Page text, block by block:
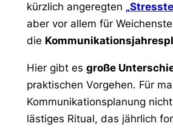
kürzlich angeregten
aber vor allem für
die
Hier gibt es große
praktischen Vorgehen. Für
Kommunikationsplanung
lästiges Ritual, das jährlich